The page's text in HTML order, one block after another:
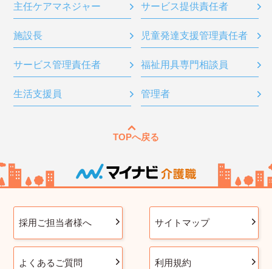
主任ケアマネジャー サービス提供責任者
施設長 児童発達支援管理責任者
サービス管理責任者 福祉用具専門相談員
生活支援員 管理者
TOPへ戻る
採用ご担当者様へ サイトマップ
よくあるご質問 利用規約